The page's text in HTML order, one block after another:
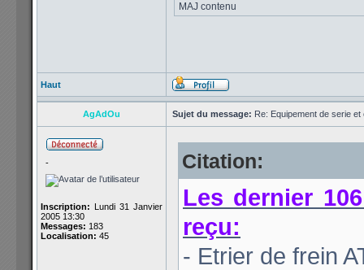
MAJ contenu
Haut
AgAdOu Sujet du message: Re: Equipement de serie
-
Inscription: Lundi 31 Janvier
2005 13:30
Messages: 183
Localisation: 45
Citation:
Les dernier
reçu:
- Etrier de frein